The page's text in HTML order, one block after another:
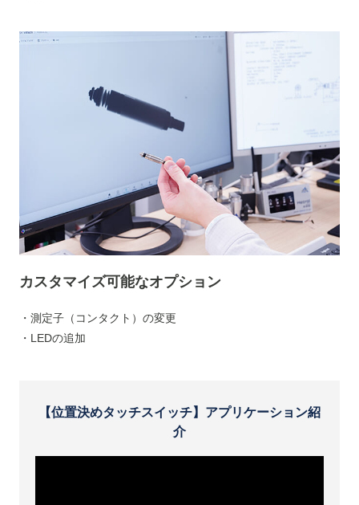
カスタマイズ可能なオプション
・測定子（コンタクト）の変更
・LEDの追加
【位置決めタッチスイッチ】アプリケーション紹
介